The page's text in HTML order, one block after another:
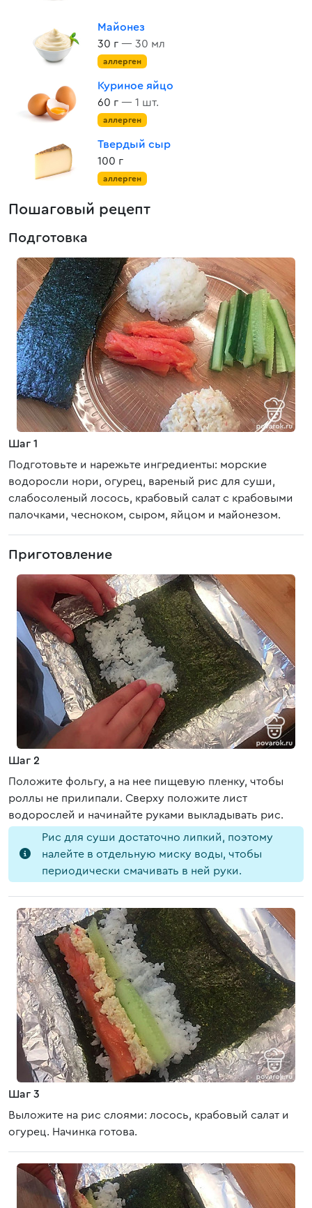
Майонез
30 г — 30 мл
аллерген
Куриное яйцо
60 г — 1 шт.
аллерген
Твердый сыр
100 г
аллерген
Пошаговый рецепт
Подготовка
Шаг 1
Подготовьте и нарежьте ингредиенты: морские
водоросли нори, огурец, вареный рис для суши,
слабосоленый лосось, крабовый салат с крабовыми
палочками, чесноком, сыром, яйцом и майонезом.
Приготовление
Шаг 2
Положите фольгу, а на нее пищевую пленку, чтобы
роллы не прилипали. Сверху положите лист
водорослей и начинайте руками выкладывать рис.
Рис для суши достаточно липкий, поэтому
налейте в отдельную миску воды, чтобы
периодически смачивать в ней руки.
Шаг 3
Выложите на рис слоями: лосось, крабовый салат и
огурец. Начинка готова.